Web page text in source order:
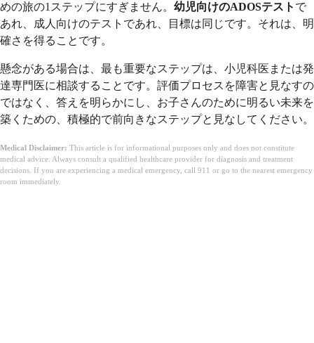
めの旅の1ステップにすぎません。 幼児向けのADOSテスト で
あれ、成人向けのテストであれ、目標は同じです。それは、明
確さを得ることです。
懸念がある場合は、最も重要なステップは、小児科医または発
達専門医に相談することです。評価プロセスを障害と見なすの
ではなく、答えを明らかにし、お子さんのために明るい未来を
築くための、積極的で前向きなステップと見なしてください。
Medical Disclaimer: This article is for informational purposes only and does not constitute
medical advice. Always consult a qualified healthcare provider for diagnosis and treatment
decisions. If you are experiencing a medical emergency, call 911 or go to the nearest emergency
room immediately.